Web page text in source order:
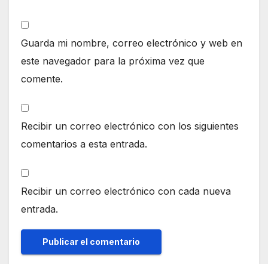
Guarda mi nombre, correo electrónico y web en
este navegador para la próxima vez que
comente.
Recibir un correo electrónico con los siguientes
comentarios a esta entrada.
Recibir un correo electrónico con cada nueva
entrada.